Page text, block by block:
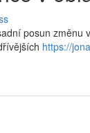
posun
https://